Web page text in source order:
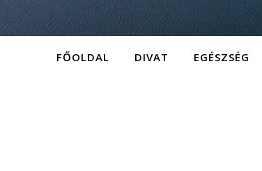
FŐOLDAL DIVAT EGÉSZSÉG